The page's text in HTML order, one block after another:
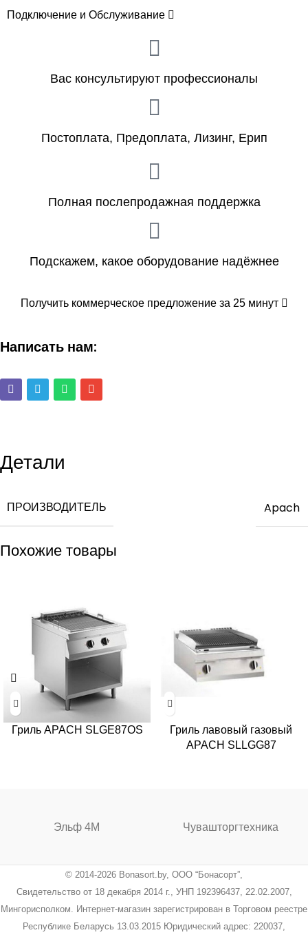
Подключение и Обслуживание
Вас консультируют профессионалы
Постоплата, Предоплата, Лизинг, Ерип
Полная послепродажная поддержка
Подскажем, какое оборудование надёжнее
Получить коммерческое предложение за 25 минут
Написать нам:
Детали
ПРОИЗВОДИТЕЛЬ Apach
Похожие товары
Гриль APACH SLGE87OS
Гриль лавовый газовый
APACH SLLGG87
Эльф 4М Чувашторгтехника
© 2014-2026 Bonasort.by, ООО “Бонасорт”,
Свидетельство от 18 декабря 2014 г., УНП 192396437, 22.02.2007,
Мингорисполком. Интернет-магазин зарегистрирован в Торговом реестре
Республике Беларусь 13.03.2015 Юридический адрес: 220037,